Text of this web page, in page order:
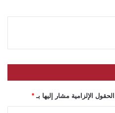
الحقول الإلزامية مشار إليها بـ *